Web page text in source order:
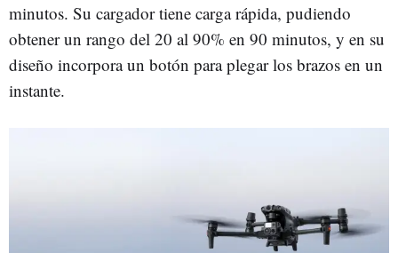
minutos. Su cargador tiene carga rápida, pudiendo
obtener un rango del 20 al 90% en 90 minutos, y en su
diseño incorpora un botón para plegar los brazos en un
instante.